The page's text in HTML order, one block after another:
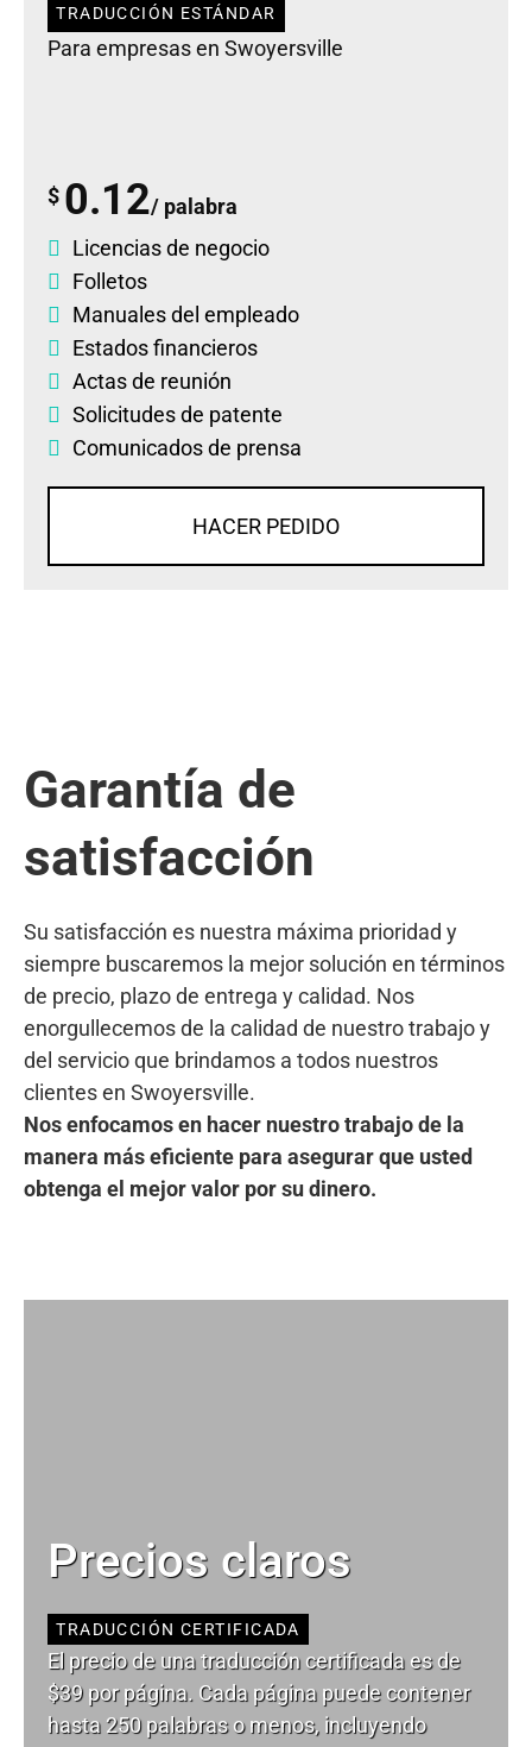
TRADUCCIÓN ESTÁNDAR
Para empresas en Swoyersville
$ 0.12/ palabra
Licencias de negocio
Folletos
Manuales del empleado
Estados financieros
Actas de reunión
Solicitudes de patente
Comunicados de prensa
HACER PEDIDO
Garantía de
satisfacción
Su satisfacción es nuestra máxima prioridad y
siempre buscaremos la mejor solución en términos
de precio, plazo de entrega y calidad. Nos
enorgullecemos de la calidad de nuestro trabajo y
del servicio que brindamos a todos nuestros
clientes en Swoyersville.
Nos enfocamos en hacer nuestro trabajo de la
manera más eficiente para asegurar que usted
obtenga el mejor valor por su dinero.
Precios claros
TRADUCCIÓN CERTIFICADA
El precio de una traducción certificada es de
$39 por página. Cada página puede contener
hasta 250 palabras o menos, incluyendo